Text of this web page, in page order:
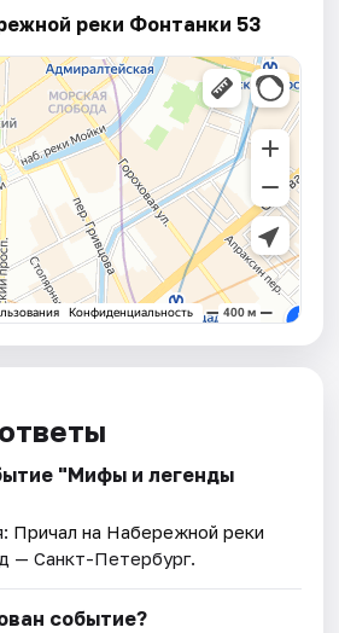
реки Фонтанки 53
"Мифы и легенды
Причал на Набережной реки
— Санкт-Петербург.
событие?